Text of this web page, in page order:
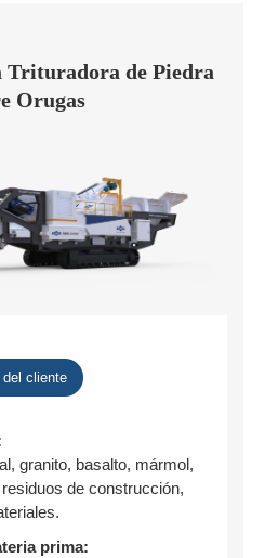
Trituradora de Piedra
Orugas
cliente
granito, basalto, mármol,
de construcción,
prima: